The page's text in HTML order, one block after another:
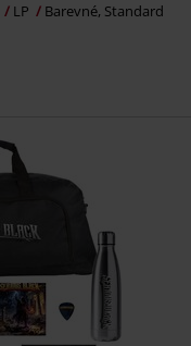
LP Barevné, Standard